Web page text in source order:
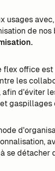
usages
de
office
les
d'éviter
gaspillages
se détacher